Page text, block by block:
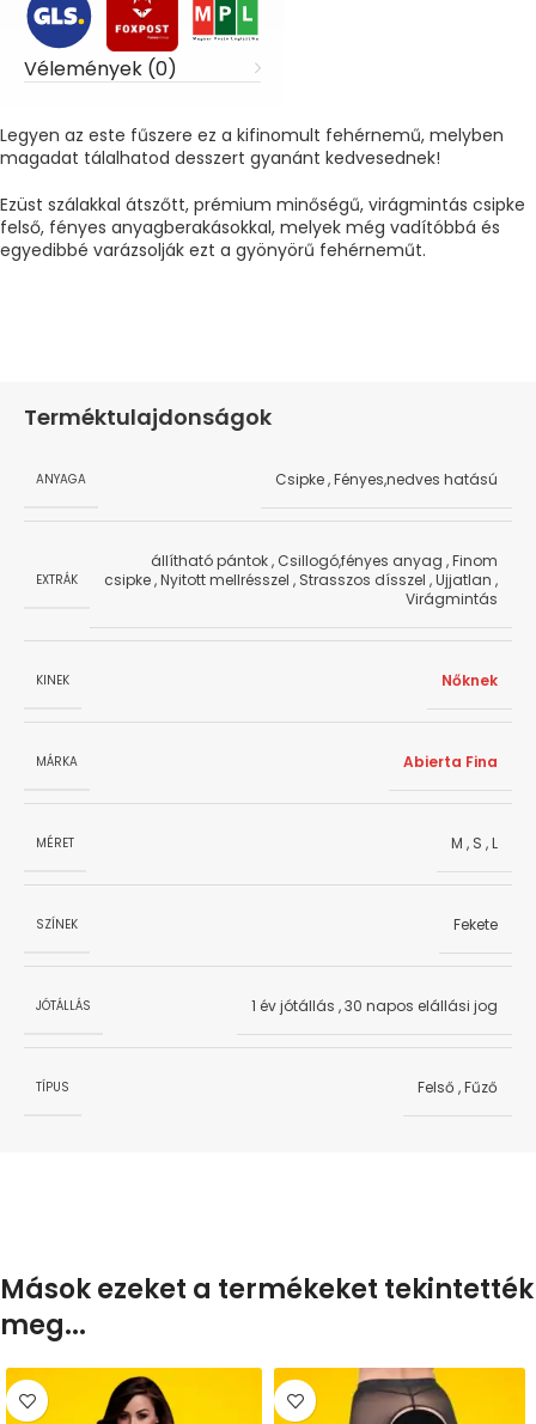
Vélemények (0)
Legyen az este fűszere ez a kifinomult fehérnemű, melyben
magadat tálalhatod desszert gyanánt kedvesednek!
Ezüst szálakkal átszőtt, prémium minőségű, virágmintás csipke
felső, fényes anyagberakásokkal, melyek még vadítóbbá és
egyedibbé varázsolják ezt a gyönyörű fehérneműt.
Terméktulajdonságok
ANYAGA Csipke,Fényes,nedves hatású
EXTRÁK
állítható pántok, Csillogó,fényes anyag ,Finom
csipke,Nyitott mellrésszel , Strasszos dísszel ,Ujjatlan ,
Virágmintás
KINEK Nőknek
MÁRKA Abierta Fina
MÉRET M , S ,L
SZÍNEK Fekete
JÓTÁLLÁS 1 év jótállás ,30 napos elállási jog
TÍPUS Felső ,Fűző
Mások ezeket a termékeket tekintették
meg...